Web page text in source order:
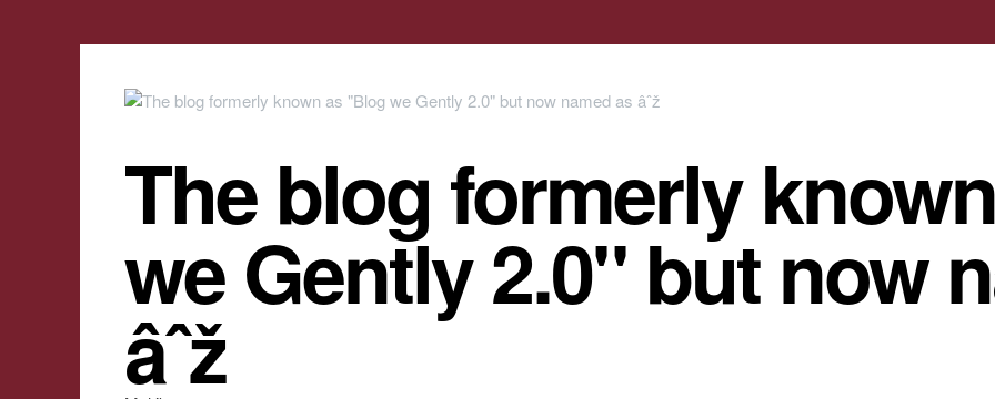
The blog formerly
we Gently 2.0" but now
âˆž